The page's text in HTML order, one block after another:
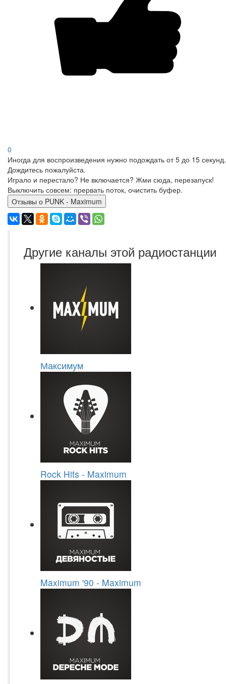
0
Иногда для воспроизведения нужно подождать от 5 до 15 секунд.
Дождитесь пожалуйста.
Играло и перестало? Не включается? Жми сюда, перезапуск!
Выключить совсем: прервать поток, очистить буфер.
Отзывы о PUNK - Maximum
Другие каналы этой радиостанции
Максимум
Rock Hits - Maximum
Maximum '90 - Maximum